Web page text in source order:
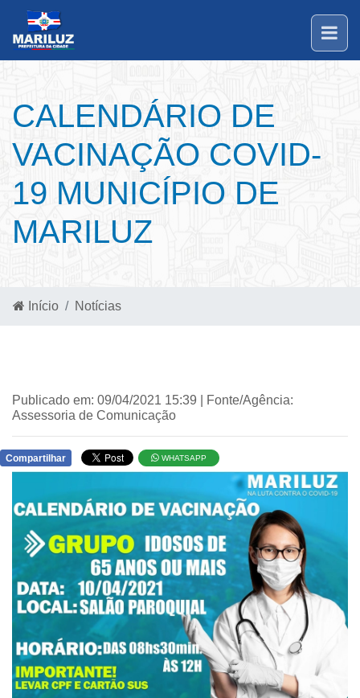
CALENDÁRIO DE
VACINAÇÃO COVID-
19 MUNICÍPIO DE
MARILUZ
Início Notícias
Publicado em: 09/04/2021 15:39 | Fonte/Agência:
Assessoria de Comunicação
Compartilhar WHATSAPP